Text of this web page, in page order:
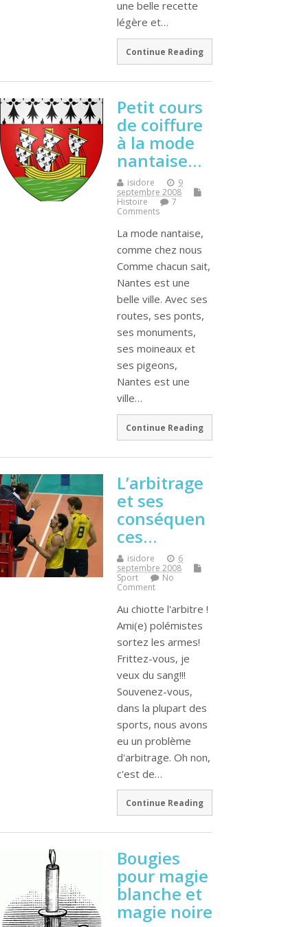
une belle recette
légère et…
Continue Reading
Petit cours
de coiffure
à la mode
nantaise…
isidore
9
septembre 2008
Histoire
7
Comments
La mode nantaise,
comme chez nous
Comme chacun sait,
Nantes est une
belle ville. Avec ses
routes, ses ponts,
ses monuments,
ses moineaux et
ses pigeons,
Nantes est une
ville…
Continue Reading
L’arbitrage
et ses
conséquen
ces…
isidore
6
septembre 2008
Sport
No
Comment
Au chiotte l'arbitre !
Ami(e) polémistes
sortez les armes!
Frittez-vous, je
veux du sang!!!
Souvenez-vous,
dans la plupart des
sports, nous avons
eu un problème
d'arbitrage. Oh non,
c'est de…
Continue Reading
Bougies
pour magie
blanche et
magie noire